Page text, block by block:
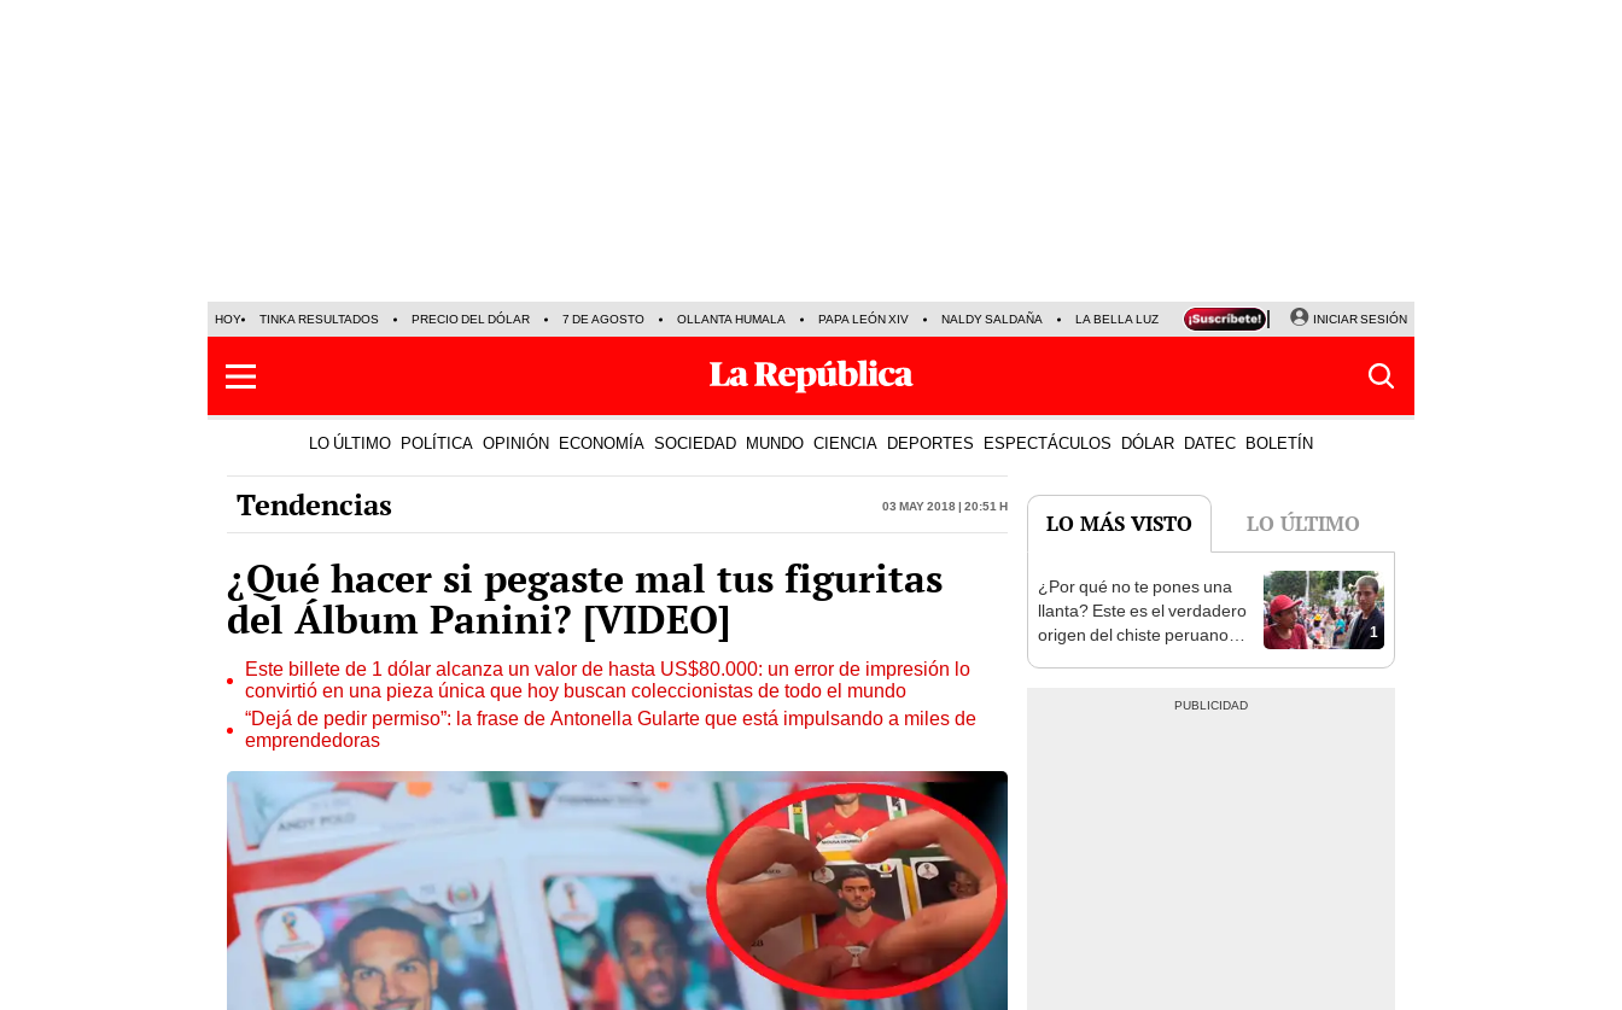
HOY TINKA RESULTADOS PRECIO DEL DÓLAR 7 DE AGOSTO OLLANTA HUMALA PAPA LEÓN XIV NALDY SALDAÑA LA BELLA LUZ MAGALY MEDINA SINUANO RESULTADOS HOY
INICIAR SESIÓN
LO ÚLTIMO POLÍTICA OPINIÓN ECONOMÍA SOCIEDAD MUNDO CIENCIA DEPORTES ESPECTÁCULOS DÓLAR DATEC BOLETÍN
Tendencias 03 May 2018 | 20:51 h
¿Qué hacer si pegaste mal tus figuritas
del Álbum Panini? [VIDEO]
Este billete de 1 dólar alcanza un valor de hasta US$80.000: un error de impresión lo
convirtió en una pieza única que hoy buscan coleccionistas de todo el mundo
“Dejá de pedir permiso”: la frase de Antonella Gularte que está impulsando a miles de
emprendedoras
LO MÁS VISTO LO ÚLTIMO
1
¿Por qué no te pones una
llanta? Este es el verdadero
origen del chiste peruano